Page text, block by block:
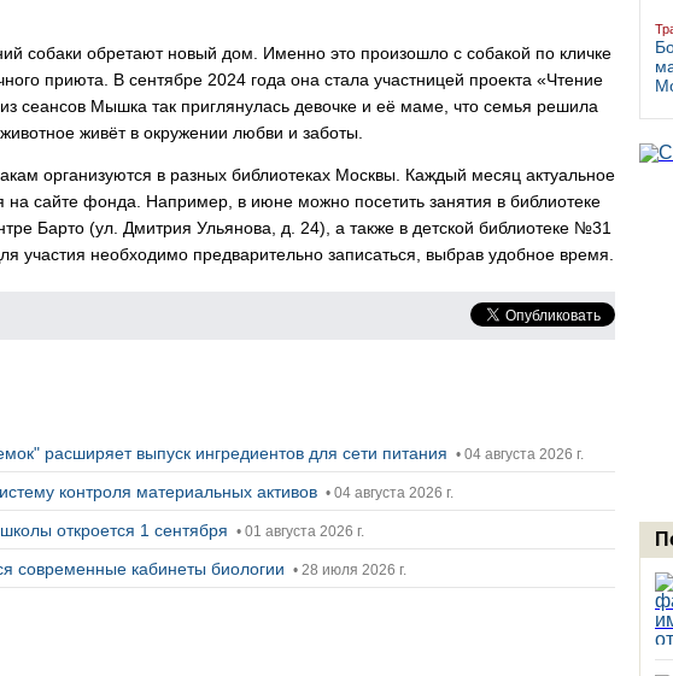
собаки обретают новый дом. Именно это произошло с собакой по кличке
приюта. В сентябре 2024 года она стала участницей проекта «Чтение
сеансов Мышка так приглянулась девочке и её маме, что семья решила
живёт в окружении любви и заботы.
организуются в разных библиотеках Москвы. Каждый месяц актуальное
на сайте фонда. Например, в июне можно посетить занятия в библиотеке
Барто (ул. Дмитрия Ульянова, д. 24), а также в детской библиотеке №31
участия необходимо предварительно записаться, выбрав удобное время.
расширяет выпуск ингредиентов для сети питания • 04 августа 2026 г.
контроля материальных активов • 04 августа 2026 г.
откроется 1 сентября • 01 августа 2026 г.
современные кабинеты биологии • 28 июля 2026 г.